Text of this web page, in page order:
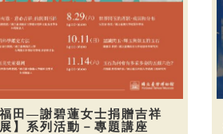
福田—謝碧蓮女士捐贈吉祥
】系列活動－專題講座